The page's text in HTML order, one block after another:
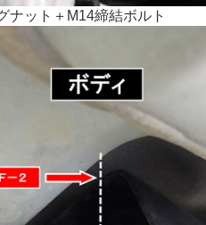
ナット＋M14締結ボルト